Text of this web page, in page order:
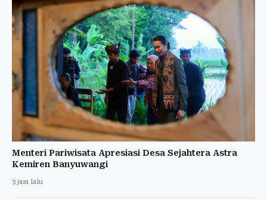
Menteri Pariwisata Apresiasi Desa Sejahtera Astra
Kemiren Banyuwangi
3 jam lalu